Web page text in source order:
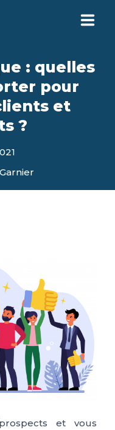
: quelles
pour
et
?
et vous